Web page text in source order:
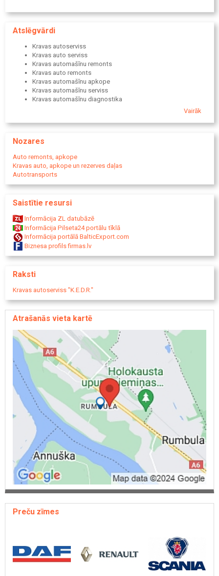
Atslēgvārdi
Kravas autoserviss
Kravas auto serviss
Kravas automašīnu remonts
Kravas auto remonts
Kravas automašīnu apkope
Kravas automašīnu serviss
Kravas automašīnu diagnostika
Smago automašīnu serviss
Smago automašīnu apkope
Puspiekabju remonts
Puspiekabju serviss
Puspiekabju apkope
Puspiekabju diagnostika
Piekabju apkope
Kravas vilcēju remonts
Vilcēju serviss
Vilcēju apkope
Vilcēju diagnostika
Kokvedēju remonts
Kokvedēju serviss
Mežvedēju apkope
Autovedēju remonts
Autovedēju serviss
Autovedēju apkope
Mikroautobusu remonts
Mikroautobusu apkope
Vieglā komerctransporta remonts
Bremžu remonts
Starpbalstu remonts
Ritošās daļas remonts
Ritošās daļas un transmisijas remonts
Pārnesumkārbas remonts
Sajūga remonts
Gaisa sistēmas remonts
Šasijas remonts
Turbīnu restaurācija
Kvēpu filtru mazgāšana
Adblue remonts
Kravas auto elektriķis
Smago automašīnu elektriķis
Argona metināšana
Alumīnija metināšana
Detaļu metināšana
Degvielas bāku restaurācija
Alumīnija disku metināšana
Auto krāsošana
DAF rezerves daļas
RENAULT rezerves daļas
Vairāk
Nozares
Auto remonts, apkope
Kravas auto, apkope un rezerves daļas
Autotransports
Saistītie resursi
Informācija ZL datubāzē
Informācija Pilseta24 portālu tīklā
Informācija portālā BalticExport.com
Biznesa profils firmas.lv
Raksti
Kravas autoserviss "K.E.D.R."
Atrašanās vieta kartē
Preču zīmes